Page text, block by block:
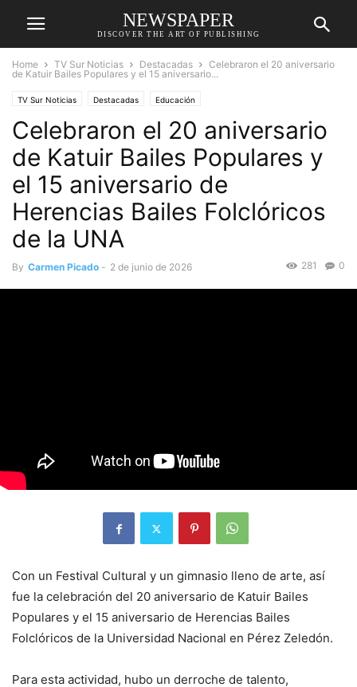
NEWSPAPER
DISCOVER THE ART OF PUBLISHING
Home TV Sur Noticias Destacadas
Celebraron el 20 aniversario
de Katuir Bailes Populares y el 15 aniversario...
TV Sur Noticias Destacadas Educación
Celebraron el 20 aniversario
de Katuir Bailes Populares y
el 15 aniversario de
Herencias Bailes Folclóricos
de la UNA
By Carmen Picado - 2 de junio de 2026 0
281
Con un Festival Cultural y un gimnasio lleno de arte, así
fue la celebración del 20 aniversario de Katuir Bailes
Populares y el 15 aniversario de Herencias Bailes
Folclóricos de la Universidad Nacional en Pérez Zeledón.
Para esta actividad, hubo un derroche de talento,